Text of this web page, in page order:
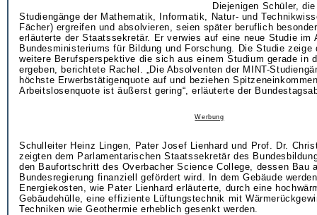
Diejenigen Schüler,
Studiengänge der Mathematik, Informatik, Natur- und
Fächer) ergreifen und absolvieren, seien später beruflich
erläuterte der Staatssekretär. Er verwies auf eine neue Studie im
Bundesministeriums für Bildung und Forschung. Die Studie zeige
weitere Berufsperspektive die sich aus einem Studium gerade in
ergeben, berichtete Rachel. „Die Absolventen der MINT-
höchste Erwerbstätigenquote auf und beziehen
Arbeitslosenquote ist äußerst gering“, erläuterte der
Werbung
Schulleiter Heinz Lingen, Pater Josef Lienhard und Prof. Dr.
zeigten dem Parlamentarischen Staatssekretär des
den Baufortschritt des Overbacher Science College, dessen Bau
Bundesregierung finanziell gefördert wird. In dem Gebäude
Energiekosten, wie Pater Lienhard erläuterte, durch eine
Gebäudehülle, eine effiziente Lüftungstechnik mit
Techniken wie Geothermie erheblich gesenkt werden.